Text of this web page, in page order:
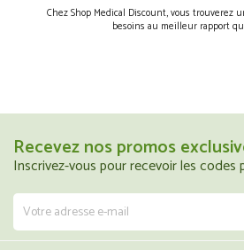
Chez Shop Medical Discount, vous trouverez
besoins au meilleur rapport
Recevez nos promos
Inscrivez-vous pour recevoir les codes